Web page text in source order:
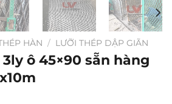
HÀN / LƯỠI THÉP DẬP GIÃN
ô 45×90 sẵn hàng